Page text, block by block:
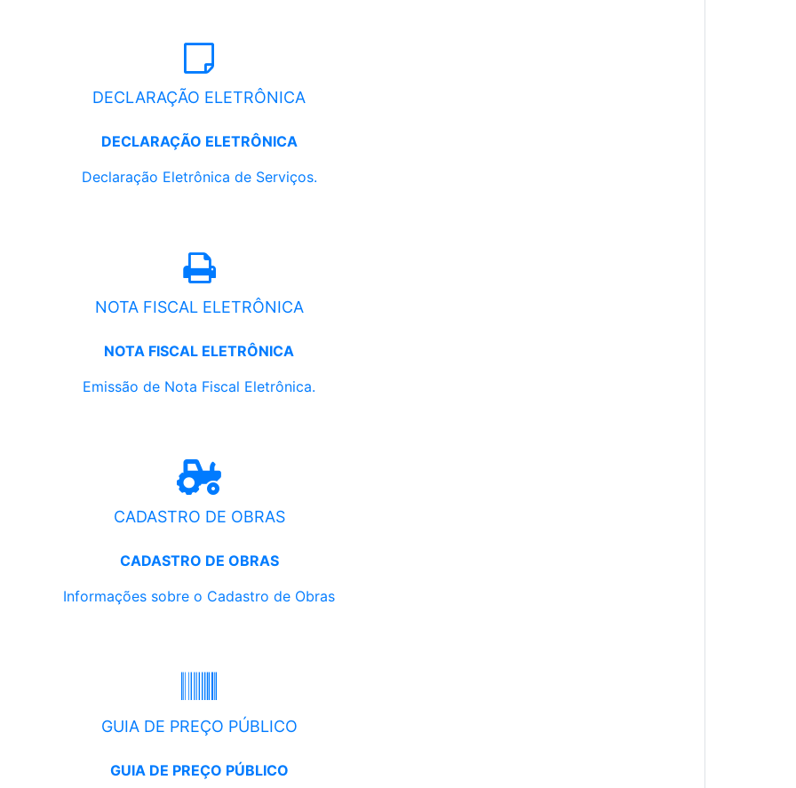
DECLARAÇÃO ELETRÔNICA
DECLARAÇÃO ELETRÔNICA
Declaração Eletrônica de Serviços.
NOTA FISCAL ELETRÔNICA
NOTA FISCAL ELETRÔNICA
Emissão de Nota Fiscal Eletrônica.
CADASTRO DE OBRAS
CADASTRO DE OBRAS
Informações sobre o Cadastro de Obras
GUIA DE PREÇO PÚBLICO
GUIA DE PREÇO PÚBLICO